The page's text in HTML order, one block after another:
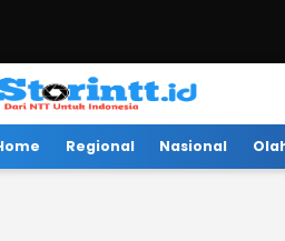
NTT Untuk Indonesia
Regional Nasional